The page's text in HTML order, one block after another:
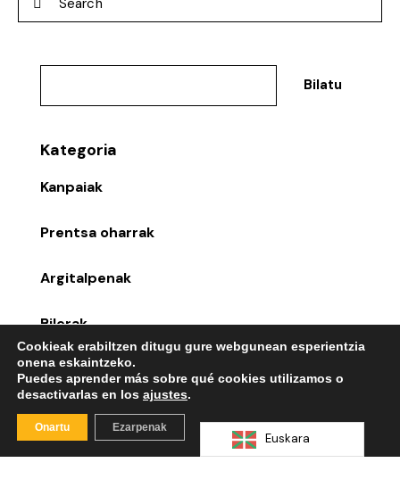
Bilatu
Kategoria
Kanpaiak
Prentsa oharrak
Argitalpenak
Bilerak
Kategoriarik gabe
Azken mezuak
NOTAS DE PRENSA,NOVEDADES 16/07/2026
Vivienda asequible, regulación de la
Cookieak erabiltzen ditugu gure webgunean esperientzia
onena eskaintzeko.
Puedes aprender más sobre qué cookies utilizamos o
desactivarlas en los ajustes.
Onartu Ezarpenak
Euskara